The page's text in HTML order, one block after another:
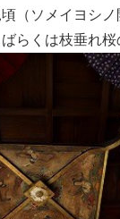
（ソメイヨシ
らくは枝垂れ桜